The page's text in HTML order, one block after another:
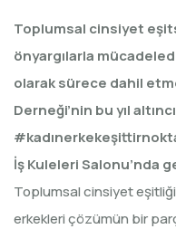
Toplumsal cinsiyet
önyargılarla
olarak sürece dahil
Derneği’nin bu yıl
İş Kuleleri Salonu’nda
Toplumsal cinsiyet
erkekleri çözümün bir